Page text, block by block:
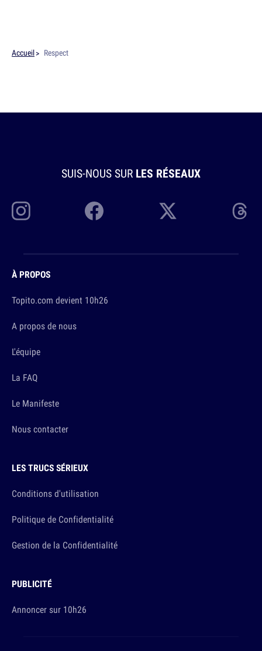
Accueil Respect
SUIS-NOUS SUR LES RÉSEAUX
À PROPOS
Topito.com devient 10h26
A propos de nous
L'équipe
La FAQ
Le Manifeste
Nous contacter
LES TRUCS SÉRIEUX
Conditions d'utilisation
Politique de Confidentialité
Gestion de la Confidentialité
PUBLICITÉ
Annoncer sur 10h26